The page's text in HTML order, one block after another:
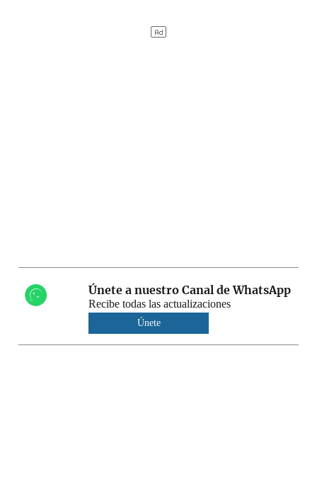
Únete a nuestro Canal de WhatsApp
Recibe todas las actualizaciones
Únete